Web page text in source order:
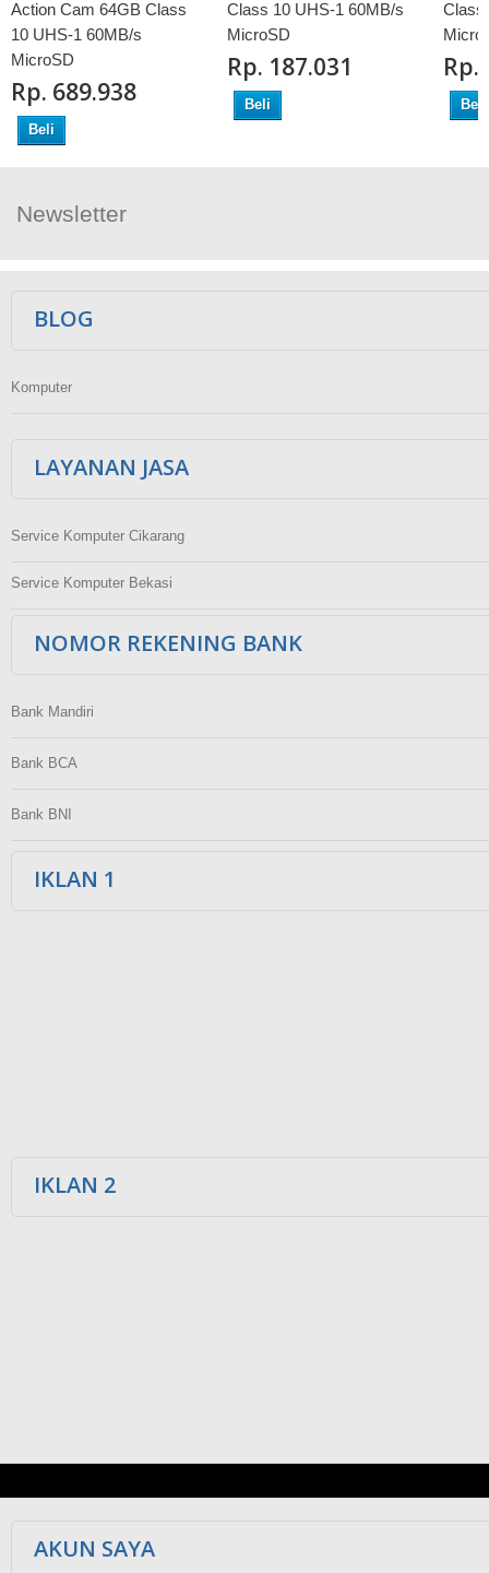
Action Cam 64GB Class
10 UHS-1 60MB/s
MicroSD
Rp‎. 689.938
Beli
Class 10 UHS-1 60MB/s
MicroSD
Rp‎. 187.031
Beli
Class
Rp‎.
Beli
Newsletter
BLOG
Komputer
LAYANAN JASA
Service Komputer Cikarang
Service Komputer Bekasi
NOMOR REKENING BANK
Bank Mandiri
Bank BCA
Bank BNI
IKLAN 1
IKLAN 2
AKUN SAYA